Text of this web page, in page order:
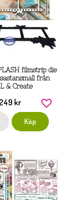
filmstrip die
från
& Create
249 kr
Köp